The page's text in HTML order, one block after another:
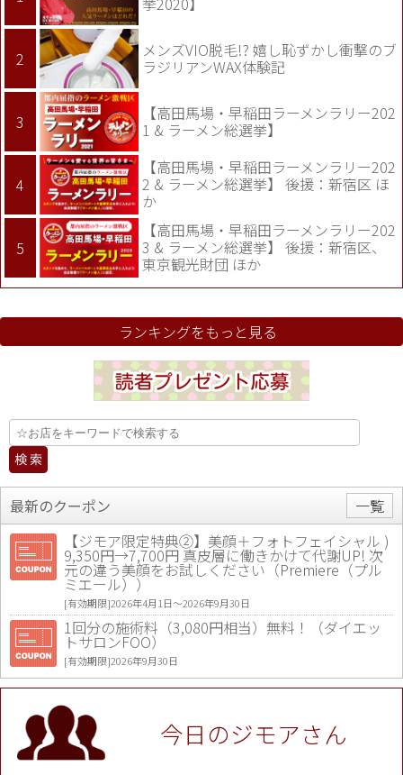
メンズVIO脱毛!? 嬉し恥ずかし衝撃のブ
ラジリアンWAX体験記
【高田馬場・早稲田ラーメンラリー202
1 & ラーメン総選挙】
【高田馬場・早稲田ラーメンラリー202
2 & ラーメン総選挙】 後援：新宿区 ほ
か
【高田馬場・早稲田ラーメンラリー202
3 & ラーメン総選挙】 後援：新宿区、
東京観光財団 ほか
ランキングをもっと見る
最新のクーポン
一覧
【ジモア限定特典②】美顔＋フォトフェイシャル )
9,350円→7,700円 真皮層に働きかけて代謝UP! 次
元の違う美顔をお試しください（Premiere（プル
ミエール））
[有効期限]2026年4月1日〜2026年9月30日
1回分の施術料（3,080円相当）無料！（ダイエッ
トサロンFOO）
[有効期限]2026年9月30日
値段提示後「ジモア見た」で更に買い取り金額 U
P！※チケットと新品商品は除く（大黒屋 高田馬場
駅前店）
[有効期限]2026年9月30日
★ジモア限定特典★ お会計より全品5％OFF（ナチ
今日のジモアさん